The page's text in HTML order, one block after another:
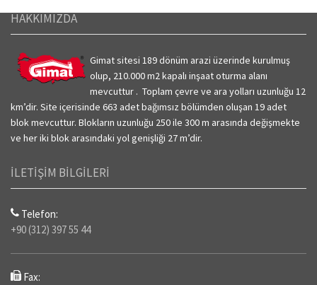
HAKKIMIZDA
Gimat sitesi 189 dönüm arazi üzerinde kurulmuş
olup, 210.000 m2 kapalı inşaat oturma alanı
mevcuttur . Toplam çevre ve ara yolları uzunluğu 12
km’dir. Site içerisinde 663 adet bağımsız bölümden oluşan 19 adet
blok mevcuttur. Blokların uzunluğu 250 ile 300 m arasında değişmekte
ve her iki blok arasındaki yol genişliği 27 m’dir.
İLETİŞİM BİLGİLERİ
Telefon:
+90 (312) 397 55 44
Fax: